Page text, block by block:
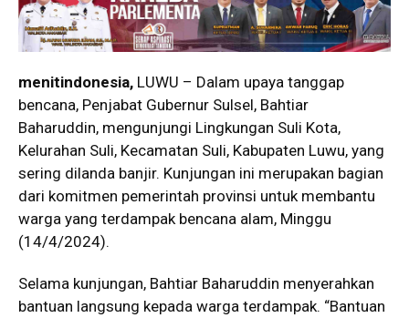
menitindonesia, LUWU – Dalam upaya tanggap
bencana, Penjabat Gubernur Sulsel, Bahtiar
Baharuddin, mengunjungi Lingkungan Suli Kota,
Kelurahan Suli, Kecamatan Suli, Kabupaten Luwu, yang
sering dilanda banjir. Kunjungan ini merupakan bagian
dari komitmen pemerintah provinsi untuk membantu
warga yang terdampak bencana alam, Minggu
(14/4/2024).
Selama kunjungan, Bahtiar Baharuddin menyerahkan
bantuan langsung kepada warga terdampak. “Bantuan